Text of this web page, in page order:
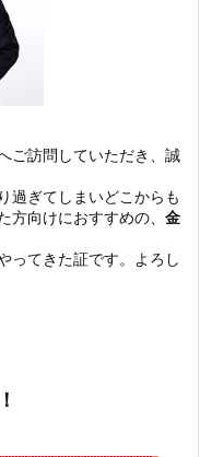
ご訪問していただき、誠
過ぎてしまいどこからも
向けにおすすめの、 金
ってきた証です。よろし